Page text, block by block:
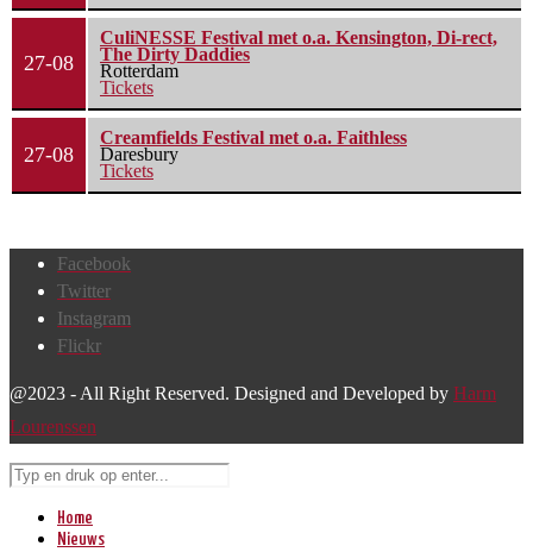
27-08
CuliNESSE Festival met o.a. Kensington, Di-rect,
The Dirty Daddies
Rotterdam
Tickets
27-08
Creamfields Festival met o.a. Faithless
Daresbury
Tickets
Facebook
Twitter
Instagram
Flickr
@2023 - All Right Reserved. Designed and Developed by Harm
Lourenssen
Home
Nieuws